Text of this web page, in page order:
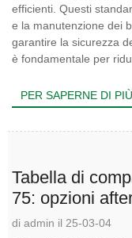
efficienti. Questi
e la manutenzione dei
garantire la sicurezza
è fondamentale per
PER SAPERNE DI PIÙ
Tabella di
75: opzioni
di admin il 25-03-04